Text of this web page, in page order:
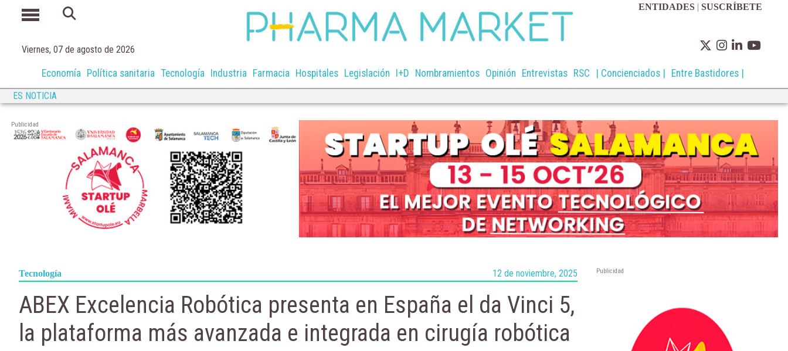
Viernes, 07 de agosto de 2026
ENTIDADES | SUSCRÍBETE
Economía Política sanitaria Tecnología Industria Farmacia Hospitales Legislación I+D Nombramientos Opinión Entrevistas RSC | Concienciados | Entre Bastidores |
ES NOTICIA
Publicidad
Tecnología 12 de noviembre, 2025
ABEX Excelencia Robótica presenta en España el da Vinci 5,
la plataforma más avanzada e integrada en cirugía robótica
Publicidad